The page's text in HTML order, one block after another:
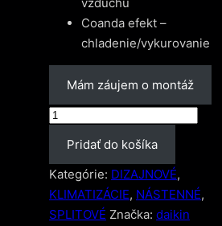
Coanda efekt –
chladenie/vykurovanie
Mám záujem o montáž
množstvo
Emura
v
matnej
striebornej
Pridať do košíka
Kategórie: DIZAJNOVÉ,
KLIMATIZÁCIE, NÁSTENNÉ,
SPLITOVÉ Značka: daikin